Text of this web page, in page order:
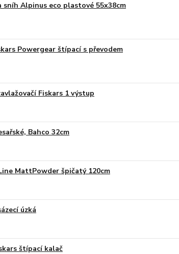
sníh Alpinus eco plastové 55x38cm
Powergear štípací s převodem
Fiskars 1 výstup
Bahco 32cm
MattPowder špičatý 120cm
úzká
štípací kalač